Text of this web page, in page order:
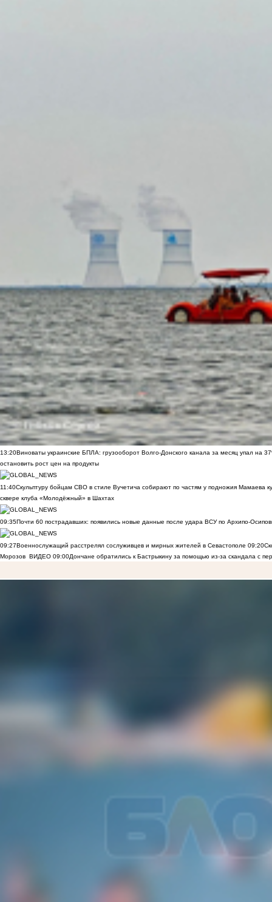
13:20Виноваты украинские БПЛА: грузооборот Волго-Донского канала за месяц упал на
остановить рост цен на продукты
11:40Скульптуру бойцам СВО в стиле Вучетича собирают по частям у подножия Мамаева
сквере клуба «Молодёжный» в Шахтах
09:35Почти 60 пострадавших: появились новые данные после удара ВСУ по Архипо-
09:27Военнослужащий расстрелял сослуживцев и мирных жителей в Севастополе 09:20
Морозов ВИДЕО 09:00Дончане обратились к Бастрыкину за помощью из-за скандала с